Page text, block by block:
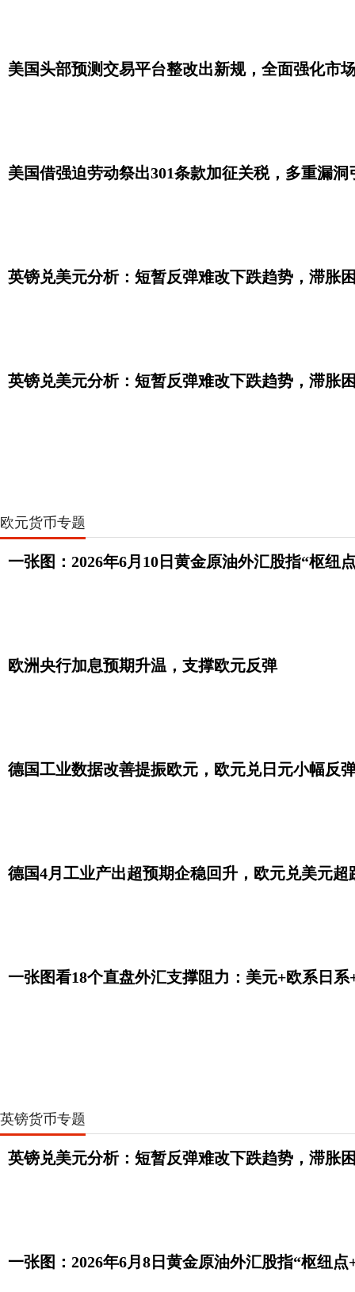
美国头部预测交易平台整改出新规，全面强化市
美国借强迫劳动祭出301条款加征关税，多重漏洞
英镑兑美元分析：短暂反弹难改下跌趋势，滞胀
英镑兑美元分析：短暂反弹难改下跌趋势，滞胀
欧元货币专题
一张图：2026年6月10日黄金原油外汇股指“枢纽
欧洲央行加息预期升温，支撑欧元反弹
德国工业数据改善提振欧元，欧元兑日元小幅反
德国4月工业产出超预期企稳回升，欧元兑美元超
一张图看18个直盘外汇支撑阻力：美元+欧系日
英镑货币专题
英镑兑美元分析：短暂反弹难改下跌趋势，滞胀
一张图：2026年6月8日黄金原油外汇股指“枢纽